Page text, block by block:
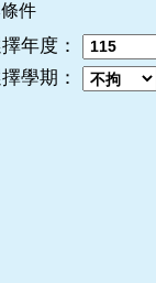
件
年度：
學期：